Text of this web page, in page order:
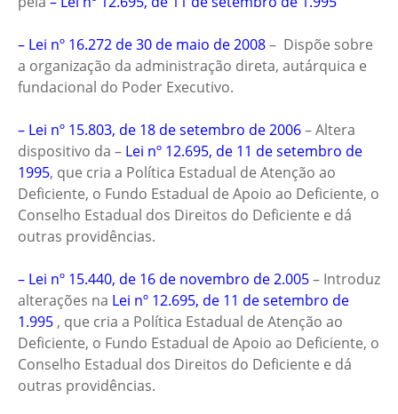
– Lei nº 16.272 de 30 de maio de 2008– Dispõe sobre
a organização da administração direta, autárquica e
fundacional do Poder Executivo.
– Lei nº 15.803, de 18 de setembro de 2006– Altera
dispositivo da – Lei nº 12.695, de 11 de setembro de
1995, que cria a Política Estadual de Atenção ao
Deficiente, o Fundo Estadual de Apoio ao Deficiente, o
Conselho Estadual dos Direitos do Deficiente e dá
outras providências.
– Lei nº 15.440, de 16 de novembro de 2.005– Introduz
alterações na Lei nº 12.695, de 11 de setembro de
1.995 , que cria a Política Estadual de Atenção ao
Deficiente, o Fundo Estadual de Apoio ao Deficiente, o
Conselho Estadual dos Direitos do Deficiente e dá
outras providências.